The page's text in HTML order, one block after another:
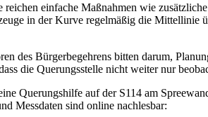
einfache Maßnahmen wie
in der Kurve regelmäßig die Mittellinie
des Bürgerbegehrens bitten darum,
die Querungsstelle nicht weiter nur
Querungshilfe auf der S114 am
Messdaten sind online nachlesbar: